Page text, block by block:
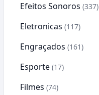
Efeitos Sonoros (337)
Eletronicas (117)
Engraçados (161)
Esporte (17)
Filmes (74)